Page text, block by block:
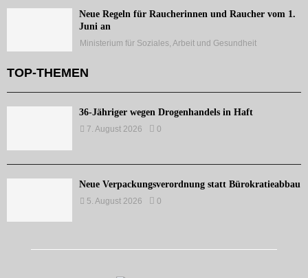
Neue Regeln für Raucherinnen und Raucher vom 1.
Juni an
Ministerium für Soziales, Arbeit und Gesundheit
TOP-THEMEN
36-Jähriger wegen Drogenhandels in Haft
7. August 2026 0
Neue Verpackungsverordnung statt Bürokratieabbau
5. August 2026 0